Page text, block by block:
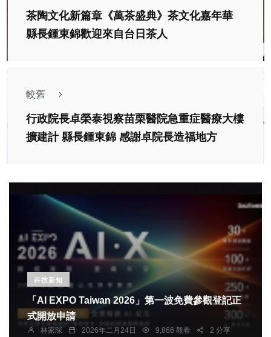
茶陶文化新篇章《萬茶盛典》茶文化嘉年華
縣長鍾東錦歡迎來自台日茶人
較舊
行政院長卓榮泰視察苗栗醫院急重症醫療大樓
擴建計 縣長鍾東錦 感謝卓院長造福地方
科技新知
「AI EXPO Taiwan 2026」第一波免費參觀登記正
式開放申請
林家琛 2026年二月24日 9,866 觀看 2 分享